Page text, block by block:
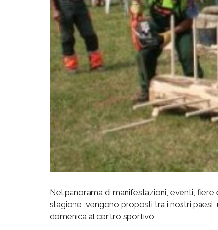
Nel panorama di manifestazioni, eventi,
stagione, vengono proposti tra i nostri paesi,
domenica al centro sportivo